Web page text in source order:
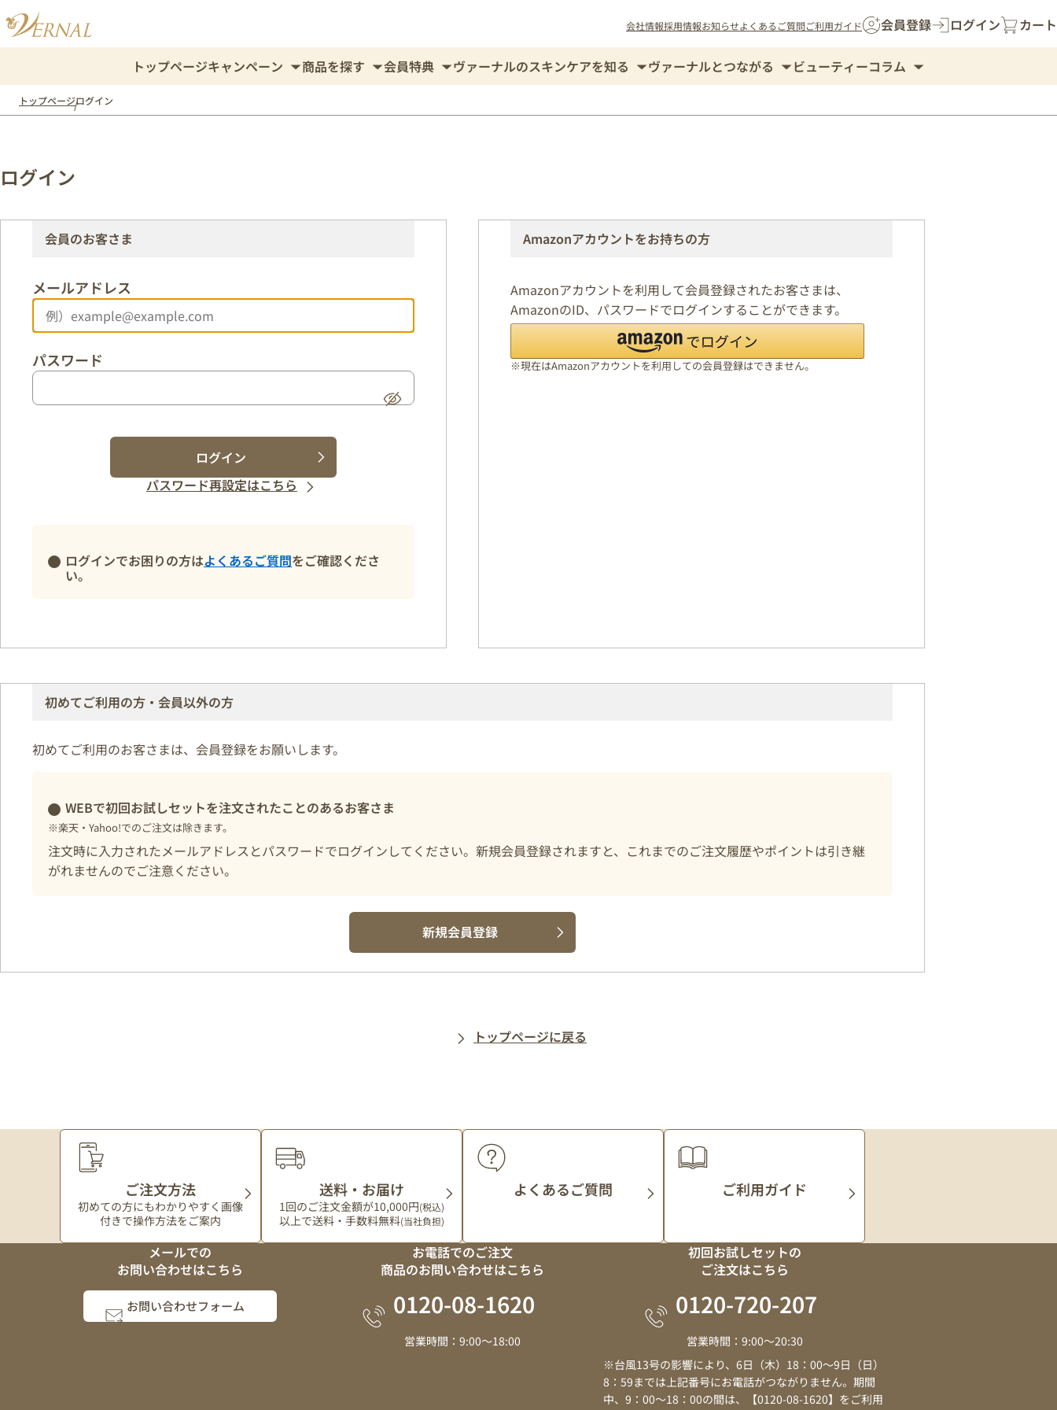
会社情報採用情報お知らせよくあるご質問ご利用ガイド 会員登録 ログイン カート
トップページキャンペーン 商品を探す 会員特典 ヴァーナルのスキンケアを知る ヴァーナルとつながる ビューティーコラム
トップページログイン
ログイン
会員のお客さま
メールアドレス
パスワード
ログイン
パスワード再設定はこちら
ログインでお困りの方はよくあるご質問をご確認くださ
い。
Amazonアカウントをお持ちの方
Amazonアカウントを利用して会員登録されたお客さまは、
AmazonのID、パスワードでログインすることができます。
※現在はAmazonアカウントを利用しての会員登録はできません。
初めてご利用の方・会員以外の方
初めてご利用のお客さまは、会員登録をお願いします。
WEBで初回お試しセットを注文されたことのあるお客さま
※楽天・Yahoo!でのご注文は除きます。
注文時に入力されたメールアドレスとパスワードでログインしてください。新規会員登録されますと、これまでのご注文履歴やポイントは引き継
がれませんのでご注意ください。
新規会員登録
トップページに戻る
ご注文方法
初めての方にもわかりやすく 画像
付きで操作方法をご案内
送料・お届け
1回のご注文金額が10,000円(税込)
以上で送料・手数料無料(当社負担)
よくあるご質問 ご利用ガイド
メールでの
お問い合わせはこちら
お問い合わせフォーム
お電話でのご注文
商品のお問い合わせはこちら
0120-08-1620
営業時間：9:00～18:00
初回お試しセットの
ご注文はこちら
0120-720-207
営業時間：9:00～20:30
※台風13号の影響により、6日（木）18：00～9日（日）
8：59までは上記番号にお電話がつながりません。期間
中、9：00～18：00の間は、【0120-08-1620】をご利用